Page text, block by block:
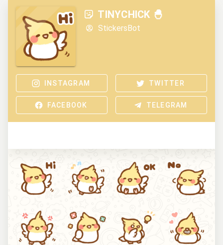
TINYCHICK 🐣
StickersBot
INSTAGRAM TWITTER
FACEBOOK TELEGRAM